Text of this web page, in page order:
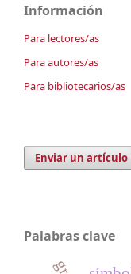
Información
Para lectores/as
Para autores/as
Para bibliotecarios/as
Enviar un artículo
Palabras clave